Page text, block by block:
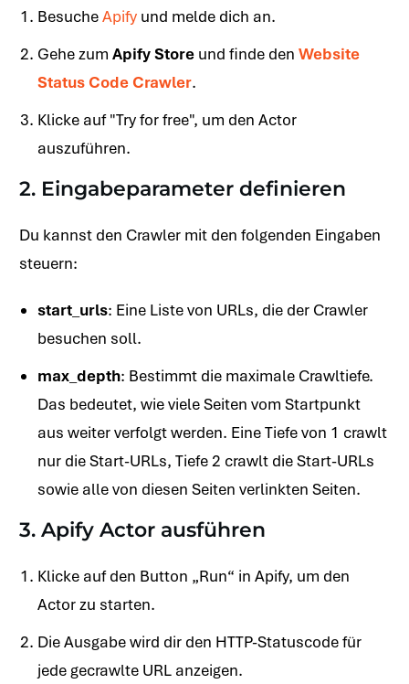
BesucheApify und melde dich an.
Gehe zum Apify Store und finde den Website
Status Code Crawler.
Klicke auf "Try for free", um den Actor
auszuführen.
2. Eingabeparameter definieren
Du kannst den Crawler mit den folgenden Eingaben
steuern:
start_urls: Eine Liste von URLs, die der Crawler
besuchen soll.
max_depth: Bestimmt die maximale Crawltiefe.
Das bedeutet, wie viele Seiten vom Startpunkt
aus weiter verfolgt werden. Eine Tiefe von 1 crawlt
nur die Start-URLs, Tiefe 2 crawlt die Start-URLs
sowie alle von diesen Seiten verlinkten Seiten.
3. Apify Actor ausführen
Klicke auf den Button „Run“ in Apify, um den
Actor zu starten.
Die Ausgabe wird dir den HTTP-Statuscode für
jede gecrawlte URL anzeigen.